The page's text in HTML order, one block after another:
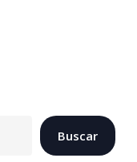
Buscar